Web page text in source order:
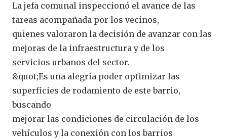
La jefa comunal inspeccionó el avance de las
tareas acompañada por los vecinos,
quienes valoraron la decisión de avanzar con las
mejoras de la infraestructura y de los
servicios urbanos del sector.
&quot;Es una alegría poder optimizar las
superficies de rodamiento de este barrio,
buscando
mejorar las condiciones de circulación de los
vehículos y la conexión con los barrios